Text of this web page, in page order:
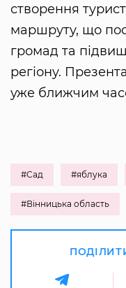
створення
маршруту, що
громад та
регіону.
уже ближчим
#Сад #яблука
#Вінницька область